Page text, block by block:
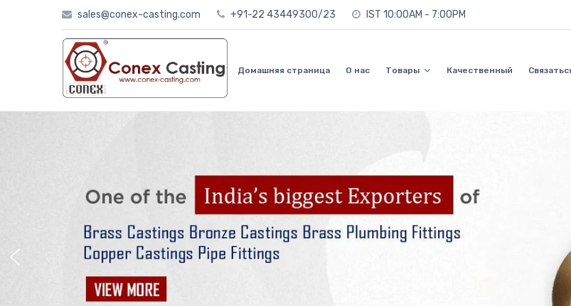
sales@conex-casting.com +91-22 43449300/23 IST 10:00AM - 7:00PM
Домашняя страница О нас Товары Качественный